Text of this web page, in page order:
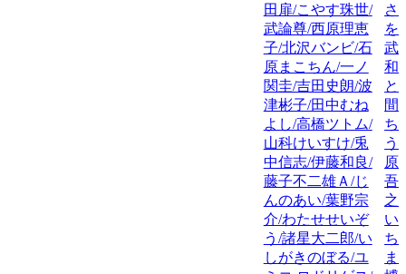
田扉/こやす珠世/
武論尊/西原理恵
子/北沢バンビ/石
原まこちん/一ノ
関圭/吉田史朗/波
津彬子/田中むね
よし/高橋ツトム/
山科けいすけ/兎
中信志/伊藤和良/
藤子不二雄Ａ/じ
んのあい/葉野宗
介/わたせせいぞ
う/諸星大二郎/い
しがきのぼる/ユ
さ
を
武/
和
と
間
ち
う
原
吾/
之
い
ち
ま